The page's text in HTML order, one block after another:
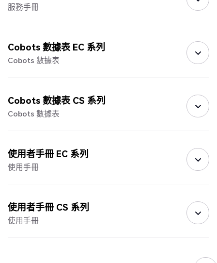
服務手冊
Cobots 數據表 EC 系列
Cobots 數據表
Cobots 數據表 CS 系列
Cobots 數據表
使用者手冊 EC 系列
使用手冊
使用者手冊 CS 系列
使用手冊